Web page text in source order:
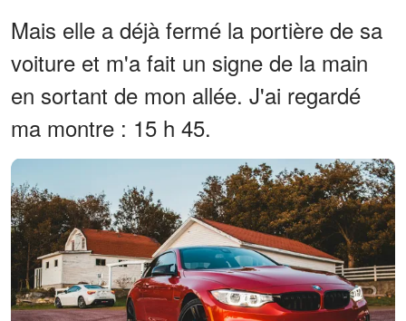
Mais elle a déjà fermé la portière de sa
voiture et m'a fait un signe de la main
en sortant de mon allée. J'ai regardé
ma montre : 15 h 45.